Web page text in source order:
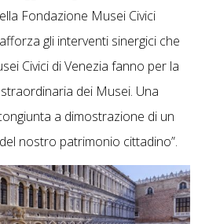
Fondazione Musei Civici
gli interventi sinergici che
Civici di Venezia fanno per la
dei Musei. Una
a dimostrazione di un
nostro patrimonio cittadino”.